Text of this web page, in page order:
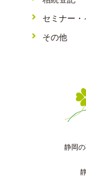
セミナー
その他
静岡